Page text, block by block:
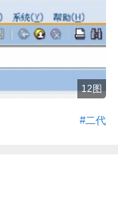
12图
#二代